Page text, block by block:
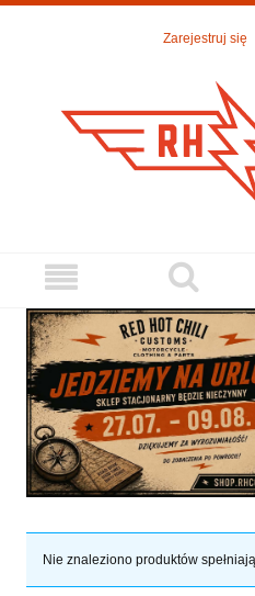
Zarejestruj się
Nie znaleziono produktów